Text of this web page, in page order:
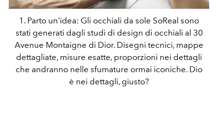
1. Parto un'idea: Gli occhiali da sole SoReal sono
stati generati dagli studi di design di occhiali al 30
Avenue Montaigne di Dior. Disegni tecnici, mappe
dettagliate, misure esatte, proporzioni nei dettagli
che andranno nelle sfumature ormai iconiche. Dio
è nei dettagli, giusto?